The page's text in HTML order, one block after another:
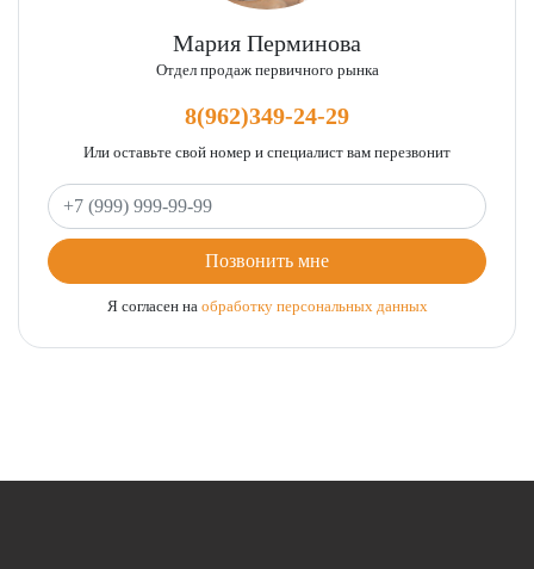
ФИКСАЦИЯ ЦЕНЫ НА ПЕРИОД ПРОДАЖИ ВАШЕЙ
ПОЛНОЕ СОПРОВОЖДЕНИЕ СДЕЛКИ ДО МОМЕНТА
ЗВОНИТЕ ПРЯМО СЕЙЧАС!
Мария Перминова
Отдел продаж первичного рынка
8(962)349-24-29
Или оставьте свой номер и специалист вам перезвонит
Позвонить мне
Я согласен на обработку персональных данных